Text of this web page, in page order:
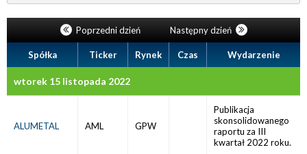
Poprzedni dzień Następny dzień
Spółka Ticker Rynek Czas Wydarzenie
wtorek 15 listopada 2022
ALUMETAL AML GPW
Publikacja
skonsolidowanego
raportu za III
kwartał 2022 roku.